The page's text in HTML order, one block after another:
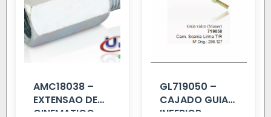
AMC18038 –
EXTENSAO DE
CINEMATICO
GL719050 –
CAJADO GUIA
INFERIOR